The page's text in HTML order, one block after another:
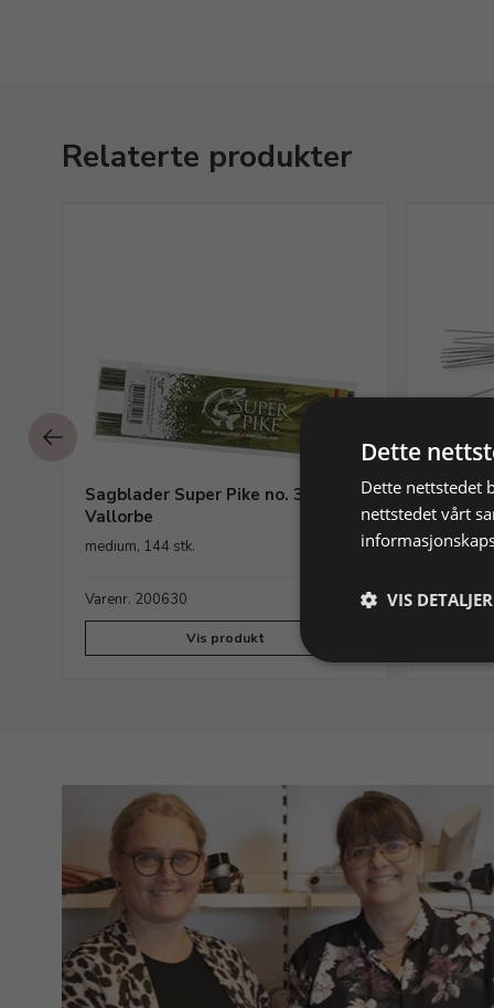
Relaterte produkter
Sagblader Super Pike no. 3/0
Vallorbe
medium, 144 stk.
Varenr. 200630 På lager
Vis produkt
medium,
Varenr.
Dette
Dette nettstedet
nettstedet vårt
VIS DETALJER